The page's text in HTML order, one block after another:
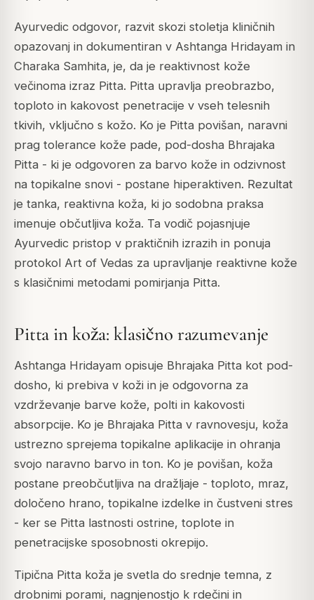
Ayurvedic odgovor, razvit skozi stoletja kliničnih
opazovanj in dokumentiran v Ashtanga Hridayam in
Charaka Samhita, je, da je reaktivnost kože
večinoma izraz Pitta. Pitta upravlja preobrazbo,
toploto in kakovost penetracije v vseh telesnih
tkivih, vključno s kožo. Ko je Pitta povišan, naravni
prag tolerance kože pade, pod-dosha Bhrajaka
Pitta - ki je odgovoren za barvo kože in odzivnost
na topikalne snovi - postane hiperaktiven. Rezultat
je tanka, reaktivna koža, ki jo sodobna praksa
imenuje občutljiva koža. Ta vodič pojasnjuje
Ayurvedic pristop v praktičnih izrazih in ponuja
protokol Art of Vedas za upravljanje reaktivne kože
s klasičnimi metodami pomirjanja Pitta.
Pitta in koža: klasično razumevanje
Ashtanga Hridayam opisuje Bhrajaka Pitta kot pod-
dosho, ki prebiva v koži in je odgovorna za
vzdrževanje barve kože, polti in kakovosti
absorpcije. Ko je Bhrajaka Pitta v ravnovesju, koža
ustrezno sprejema topikalne aplikacije in ohranja
svojo naravno barvo in ton. Ko je povišan, koža
postane preobčutljiva na dražljaje - toploto, mraz,
določeno hrano, topikalne izdelke in čustveni stres
- ker se Pitta lastnosti ostrine, toplote in
penetracijske sposobnosti okrepijo.
Tipična Pitta koža je svetla do srednje temna, z
drobnimi porami, nagnjenostjo k rdečini in